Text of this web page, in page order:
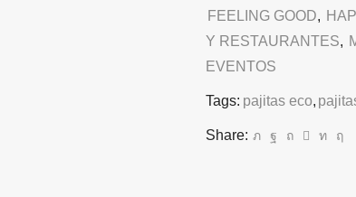
FEELING GOOD,
Y RESTAURANTES,
EVENTOS
Tags: pajitas eco,
Share: